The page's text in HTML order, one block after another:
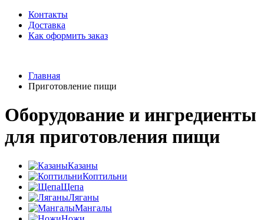
Контакты
Доставка
Как оформить заказ
Главная
Приготовление пищи
Оборудование и ингредиенты
для приготовления пищи
Казаны
Коптильни
Щепа
Ляганы
Мангалы